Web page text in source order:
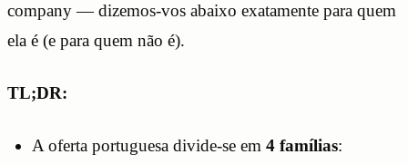
company — dizemos-vos abaixo exatamente para quem
ela é (e para quem não é).
TL;DR:
A oferta portuguesa divide-se em 4 famílias: